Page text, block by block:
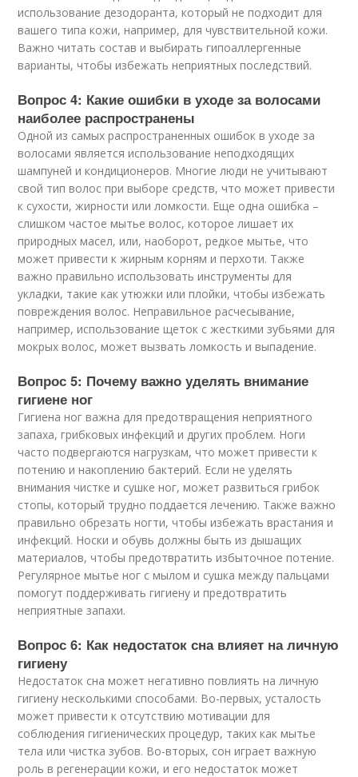
использование дезодоранта, который не подходит для
вашего типа кожи, например, для чувствительной кожи.
Важно читать состав и выбирать гипоаллергенные
варианты, чтобы избежать неприятных последствий.
Вопрос 4: Какие ошибки в уходе за волосами
наиболее распространены
Одной из самых распространенных ошибок в уходе за
волосами является использование неподходящих
шампуней и кондиционеров. Многие люди не учитывают
свой тип волос при выборе средств, что может привести
к сухости, жирности или ломкости. Еще одна ошибка –
слишком частое мытье волос, которое лишает их
природных масел, или, наоборот, редкое мытье, что
может привести к жирным корням и перхоти. Также
важно правильно использовать инструменты для
укладки, такие как утюжки или плойки, чтобы избежать
повреждения волос. Неправильное расчесывание,
например, использование щеток с жесткими зубьями для
мокрых волос, может вызвать ломкость и выпадение.
Вопрос 5: Почему важно уделять внимание
гигиене ног
Гигиена ног важна для предотвращения неприятного
запаха, грибковых инфекций и других проблем. Ноги
часто подвергаются нагрузкам, что может привести к
потению и накоплению бактерий. Если не уделять
внимания чистке и сушке ног, может развиться грибок
стопы, который трудно поддается лечению. Также важно
правильно обрезать ногти, чтобы избежать врастания и
инфекций. Носки и обувь должны быть из дышащих
материалов, чтобы предотвратить избыточное потение.
Регулярное мытье ног с мылом и сушка между пальцами
помогут поддерживать гигиену и предотвратить
неприятные запахи.
Вопрос 6: Как недостаток сна влияет на личную
гигиену
Недостаток сна может негативно повлиять на личную
гигиену несколькими способами. Во-первых, усталость
может привести к отсутствию мотивации для
соблюдения гигиенических процедур, таких как мытье
тела или чистка зубов. Во-вторых, сон играет важную
роль в регенерации кожи, и его недостаток может